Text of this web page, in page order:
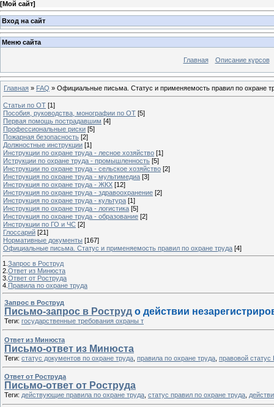
[Мой сайт]
Вход на сайт
Меню сайта
Главная Описание курсов
Главная » FAQ » Официальные письма. Статус и применяемость правил по охране
Статьи по ОТ [1]
Пособия, руководства, монографии по ОТ [5]
Первая помощь пострадавшим [4]
Профессиональные риски [5]
Пожарная безопасность [2]
Должностные инструкции [1]
Инструкции по охране труда - лесное хозяйство [1]
Иструкции по охране труда - промышленность [5]
Инструкции по охране труда - сельское хозяйство [2]
Инструкция по охране труда - мультимедиа [3]
Инструкция по охране труда - ЖКХ [12]
Инструкция по охране труда - здравоохранение [2]
Инструкция по охране труда - культура [1]
Инструкция по охране труда - логистика [5]
Инструкция по охране труда - образование [2]
Инструкции по ГО и ЧС [2]
Глоссарий [21]
Нормативные документы [167]
Официальные письма. Статус и применяемость правил по охране труда [4]
1. Запрос в Роструд
2. Ответ из Минюста
3. Ответ от Роструда
4. Правила по охране труда
Запрос в Роструд
Письмо-запрос в Роструд о действии
Теги: государственные требования охраны т
Ответ из Минюста
Письмо-ответ из Минюста
Теги: статус документов по охране труда правила по охране труда правовой
Ответ от Роструда
Письмо-ответ от Роструда
Теги: действующие правила по охране труда статус правил по охране труда действи